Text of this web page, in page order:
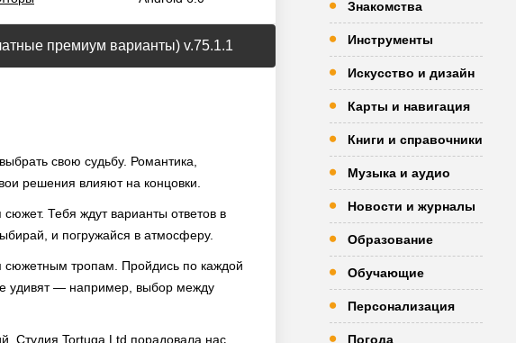
премиум варианты) v.75.1.1
свою судьбу. Романтика,
решения влияют на концовки.
Тебя ждут варианты ответов в
и погружайся в атмосферу.
сюжетным тропам. Пройдись по каждой
удивят — например, выбор между
Студия Tortuga Ltd порадовала нас
Знакомства
Инструменты
Искусство и дизайн
Карты и навигация
Книги и справочники
Музыка и аудио
Новости и журналы
Образование
Обучающие
Персонализация
Погода